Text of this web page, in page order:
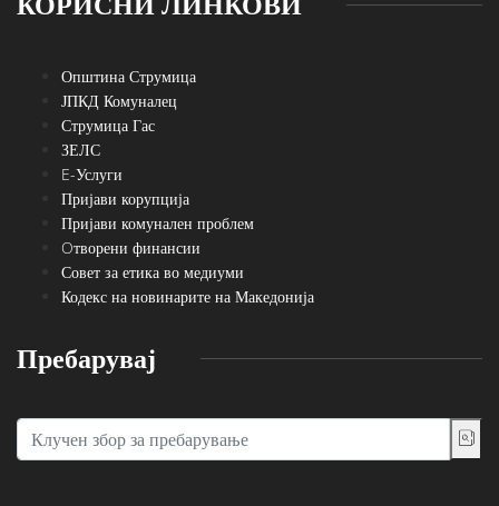
Општина Струмица
ЈПКД Комуналец
Струмица Гас
ЗЕЛС
E-Услуги
Пријави корупција
Пријави комунален проблем
Oтворени финансии
Совет за етика во медиуми
Кодекс на новинарите на Македонија
Пребарувај